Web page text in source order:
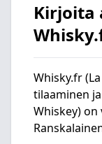
Kirjoita
Whisky.fr
tilaaminen
Whiskey)